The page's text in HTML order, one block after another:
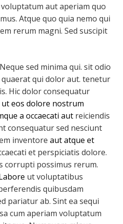
aut aperiam quo
Atque quo quia nemo qui
rerum magni. Sed suscipit
Neque sed minima qui. sit odio
qui dolor aut. tenetur
Hic dolor consequatur
ut eos dolore nostrum
a occaecati aut reiciendis
consequatur sed nesciunt
inventore aut atque et
et perspiciatis dolore.
corrupti possimus rerum.
ut voluptatibus
quibusdam
pariatur ab. Sint ea sequi
cum aperiam voluptatum